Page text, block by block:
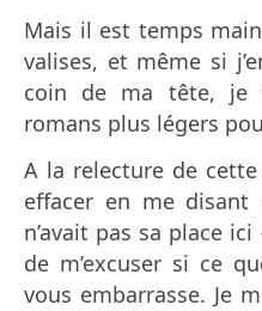
Mais il est temps
valises, et même si
coin de ma tête, je
romans plus légers
A la relecture de
effacer en me disant
n’avait pas sa place
de m’excuser si ce
vous embarrasse. Je